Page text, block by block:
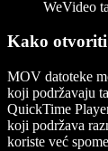
WeVideo
Kako
MOV datoteke
koji podržavaju
QuickTime
koji podržava
koriste već